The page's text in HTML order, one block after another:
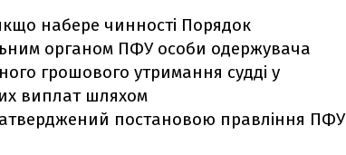
набере чинності Порядок
органом ПФУ особи одержувача
грошового утримання судді у
виплат шляхом
постановою правління ПФУ